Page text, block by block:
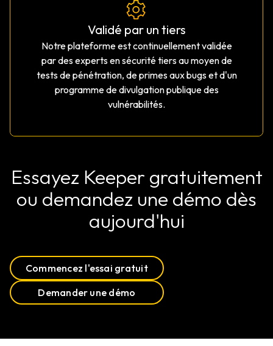
Validé par un tiers
Notre plateforme est continuellement validée
par des experts en sécurité tiers au moyen de
tests de pénétration, de primes aux bugs et d'un
programme de divulgation publique des
vulnérabilités.
Essayez Keeper gratuitement
ou demandez une démo dès
aujourd'hui
Commencez l'essai gratuit
Demander une démo